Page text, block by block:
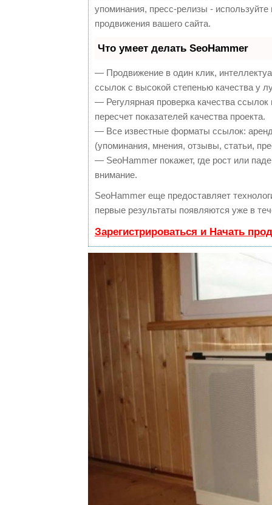
упоминания, пресс-релизы -
продвижения вашего сайта.
Что умеет делать SeoHammer
— Продвижение в один клик,
ссылок с высокой степенью качества у
— Регулярная проверка качества
пересчет показателей качества проекта.
— Все известные форматы ссылок:
(упоминания, мнения, отзывы, статьи,
— SeoHammer покажет, где рост или
внимание.
SeoHammer еще предоставляет
первые результаты появляются уже в
Зарегистрироваться и Начать